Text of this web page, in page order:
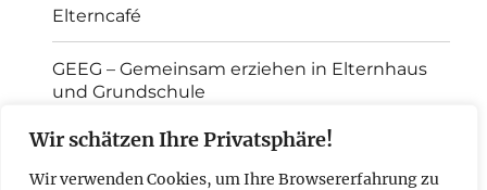
Wir schätzen Ihre Privatsphäre!
Wir verwenden Cookies, um Ihre Browsererfahrung zu
Elterncafé
GEEG – Gemeinsam erziehen in Elternhaus
und Grundschule
Erziehungsvereinbarung